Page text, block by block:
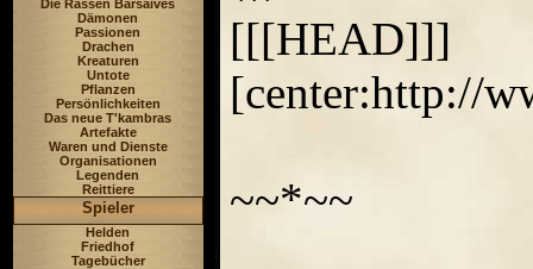
Die Rassen Barsaives
Dämonen
Passionen
Drachen
Kreaturen
Untote
Pflanzen
Persönlichkeiten
Das neue T'kambras
Artefakte
Waren und Dienste
Organisationen
Legenden
Reittiere
Spieler
Helden
Friedhof
Tagebücher
[[[HEAD]]]
[center:http://
~~*~~